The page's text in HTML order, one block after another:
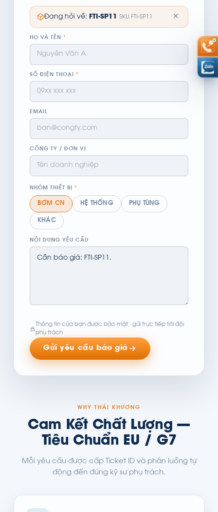
Đang hỏi về: FTI-SP11 SKU FTI-SP11 ✕
HỌ VÀ TÊN *
SỐ ĐIỆN THOẠI *
EMAIL
CÔNG TY / ĐƠN VỊ
NHÓM THIẾT BỊ *
BƠM CN HỆ THỐNG PHỤ TÙNG
KHÁC
NỘI DUNG YÊU CẦU
Thông tin của bạn được bảo mật · gửi trực tiếp tới đội
phụ trách
Gửi yêu cầu báo giá
WHY THÁI KHƯƠNG
Cam Kết Chất Lượng —
Tiêu Chuẩn EU / G7
Mỗi yêu cầu được cấp Ticket ID và phân luồng tự
động đến đúng kỹ sư phụ trách.